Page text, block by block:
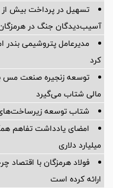
آسیب‌دیدگان جنگ در
مدیرعامل پتروشیمی بندر
کرد
توسعه زنجیره صنعت مس
مالی شتاب می‌گیرد
شتاب توسعه زیرساخت‌های
میلیارد دلاری
فولاد هرمزگان با اقتصاد
ارائه کرده است